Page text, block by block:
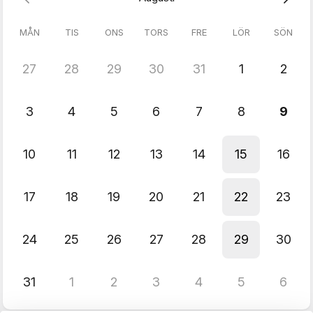
Varmt Välkommen!
Obs obligatorisk föranmälan.Välj dag och tid i kalendern eller
meddela oss på 0709-132697
MÅN TIS ONS TORS FRE LÖR SÖN
27 28 29 30 31 1 2
3 4 5 6 7 8 9
10 11 12 13 14 15 16
17 18 19 20 21 22 23
24 25 26 27 28 29 30
31 1 2 3 4 5 6